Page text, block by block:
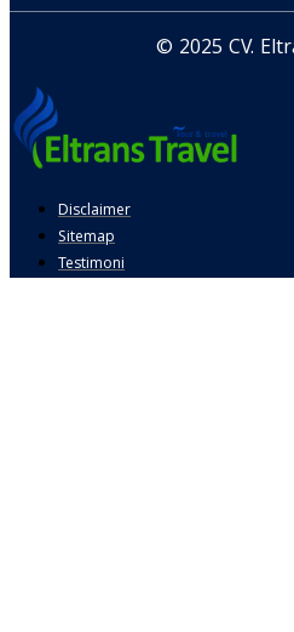
© 2025 CV.
Disclaimer
Sitemap
Testimoni